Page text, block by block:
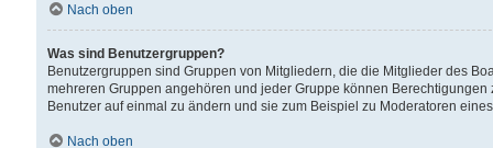
Nach oben
Was sind Benutzergruppen?
Benutzergruppen sind Gruppen von Mitgliedern, die die Mitglieder des
mehreren Gruppen angehören und jeder Gruppe können
Benutzer auf einmal zu ändern und sie zum Beispiel zu Moderatoren
Nach oben